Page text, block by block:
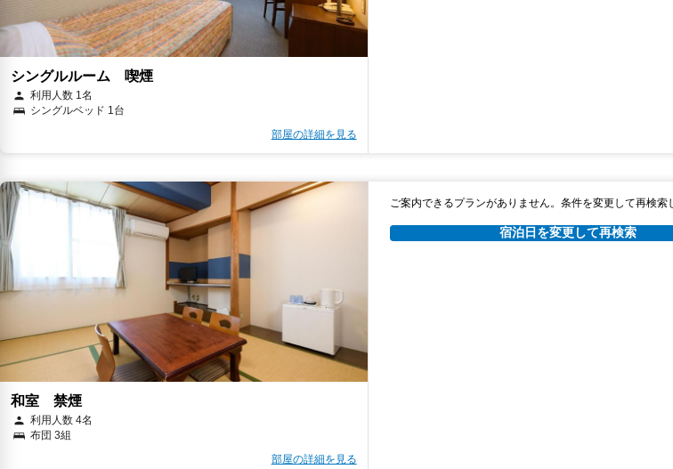
シングルルーム 喫煙
利用人数 1名
シングルベッド 1台
部屋の詳細を見る
和室 禁煙
利用人数 4名
布団 3組
部屋の詳細を見る
ご案内できるプランがありません。条件を変更して再検索
宿泊日を変更して再検索